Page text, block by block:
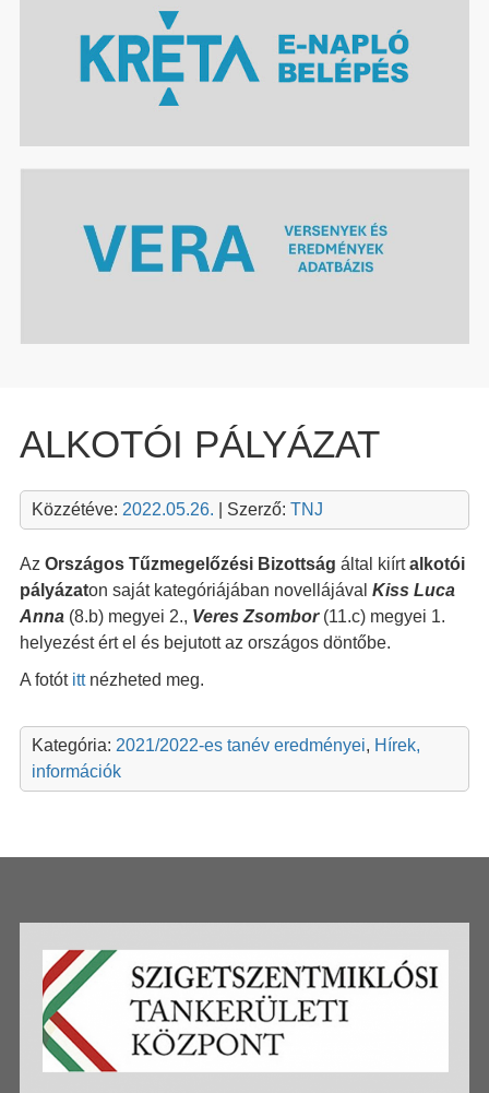
ALKOTÓI PÁLYÁZAT
Közzétéve: 2022.05.26. | Szerző: TNJ
Az Országos Tűzmegelőzési Bizottság által kiírtalkotói
pályázaton saját kategóriájában novellájával Kiss Luca
Anna(8.b) megyei 2., Veres Zsombor(11.c) megyei 1.
helyezést ért el és bejutott az országos döntőbe.
A fotót ittnézheted meg.
Kategória: 2021/2022-es tanév eredményei, Hírek,
információk